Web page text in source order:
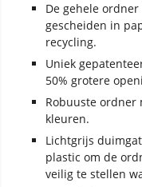
De gehele
gescheiden in
recycling.
Uniek
50% grotere
Robuuste
kleuren.
Lichtgrijs
plastic om de
veilig te stellen